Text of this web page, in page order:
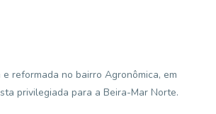
reformada no bairro Agronômica, em
privilegiada para a Beira-Mar Norte.